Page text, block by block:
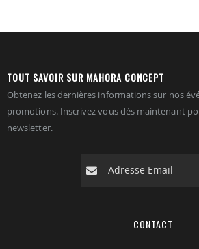
TOUT SAVOIR SUR MAHORA CONCEPT
Obtenez les dernières informations sur nos
promotions. Inscrivez vous dés maintenant
newsletter.
CONTACT